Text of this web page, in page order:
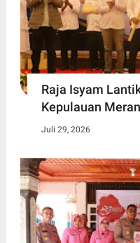
Raja Isyam
Kepulauan
Juli 29, 2026